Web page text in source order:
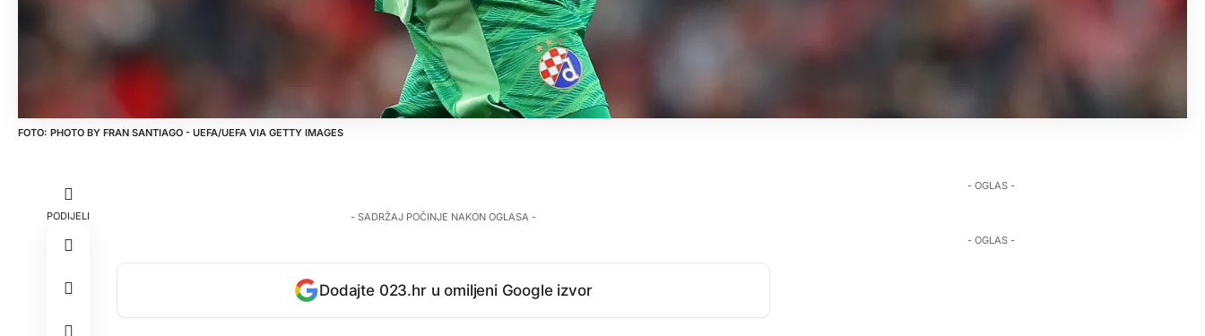
PHOTO BY FRAN SANTIAGO - UEFA/UEFA VIA GETTY IMAGES
PODIJELI - SADRŽAJ POČINJE NAKON OGLASA -
Dodajte 023.hr u omiljeni Google izvor
- OGLAS -
- OGLAS -